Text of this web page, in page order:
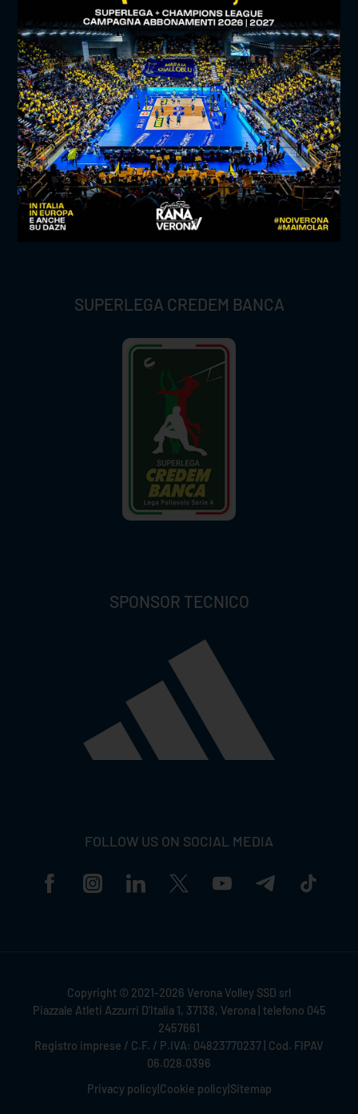
TITLE SPONSOR
SUPERLEGA CREDEM BANCA
SPONSOR TECNICO
FOLLOW US ON SOCIAL MEDIA
Copyright © 2021-2026 Verona Volley SSD srl
Piazzale Atleti Azzurri D'Italia 1, 37138, Verona | telefono 045
2457661
Registro imprese / C.F. / P.IVA: 04823770237 | Cod. FIPAV
06.028.0396
Privacy policy Cookie policy Sitemap